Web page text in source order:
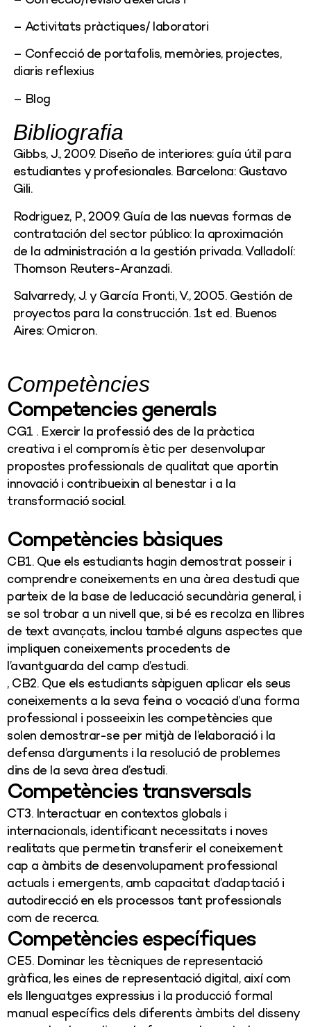
– Activitats pràctiques/ laboratori
– Confecció de portafolis, memòries, projectes,
diaris reflexius
– Blog
Bibliografia
Gibbs, J., 2009. Diseño de interiores: guía útil para
estudiantes y profesionales. Barcelona: Gustavo
Gili.
Rodriguez, P., 2009. Guía de las nuevas formas de
contratación del sector público: la aproximación
de la administración a la gestión privada. Valladolí:
Thomson Reuters-Aranzadi.
Salvarredy, J. y García Fronti, V., 2005. Gestión de
proyectos para la construcción. 1st ed. Buenos
Aires: Omicron.
Competències
Competencies generals
CG1 . Exercir la professió des de la pràctica
creativa i el compromís ètic per desenvolupar
propostes professionals de qualitat que aportin
innovació i contribueixin al benestar i a la
transformació social.
Competències bàsiques
CB1. Que els estudiants hagin demostrat posseir i
comprendre coneixements en una àrea destudi que
parteix de la base de leducació secundària general, i
se sol trobar a un nivell que, si bé es recolza en llibres
de text avançats, inclou també alguns aspectes que
impliquen coneixements procedents de
l’avantguarda del camp d’estudi.
, CB2. Que els estudiants sàpiguen aplicar els seus
coneixements a la seva feina o vocació d’una forma
professional i posseeixin les competències que
solen demostrar-se per mitjà de l’elaboració i la
defensa d’arguments i la resolució de problemes
dins de la seva àrea d’estudi.
Competències transversals
CT3. Interactuar en contextos globals i
internacionals, identificant necessitats i noves
realitats que permetin transferir el coneixement
cap a àmbits de desenvolupament professional
actuals i emergents, amb capacitat d’adaptació i
autodirecció en els processos tant professionals
com de recerca.
Competències específiques
CE5. Dominar les tècniques de representació
gràfica, les eines de representació digital, així com
els llenguatges expressius i la producció formal
manual específics dels diferents àmbits del disseny